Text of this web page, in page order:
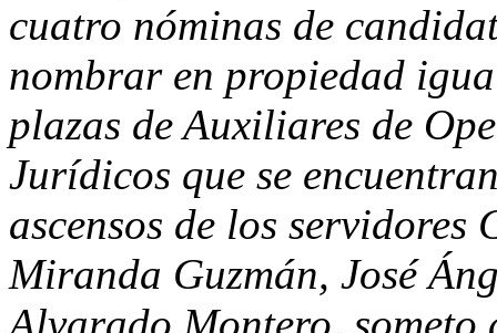
cuatro nóminas de
nombrar en propiedad
plazas de Auxiliares de
Jurídicos que se
ascensos de los
Miranda Guzmán, José